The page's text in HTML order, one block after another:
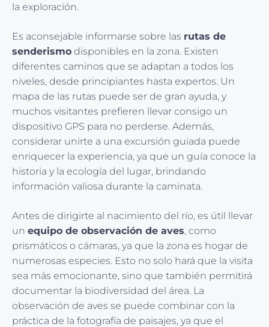
la exploración.
Es aconsejable informarse sobre las rutas de
senderismo disponibles en la zona. Existen
diferentes caminos que se adaptan a todos los
niveles, desde principiantes hasta expertos. Un
mapa de las rutas puede ser de gran ayuda, y
muchos visitantes prefieren llevar consigo un
dispositivo GPS para no perderse. Además,
considerar unirte a una excursión guiada puede
enriquecer la experiencia, ya que un guía conoce la
historia y la ecología del lugar, brindando
información valiosa durante la caminata.
Antes de dirigirte al nacimiento del río, es útil llevar
un equipo de observación de aves, como
prismáticos o cámaras, ya que la zona es hogar de
numerosas especies. Esto no solo hará que la visita
sea más emocionante, sino que también permitirá
documentar la biodiversidad del área. La
observación de aves se puede combinar con la
práctica de la fotografía de paisajes, ya que el